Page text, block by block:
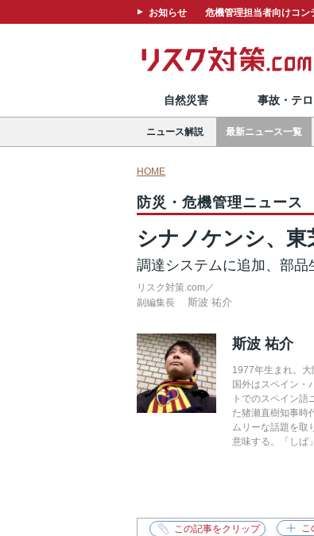
お知らせ 危機管理担当者向けコン
自然災害 事故・テロ
ニュース解説 最新ニュース一覧
HOME
防災・危機管理ニュース
シナノケンシ、東
調達システムに追加、部品
リスク対策.com／
副編集長
斯波 祐介
斯波 祐介
1977年生まれ。大
国外はスペイン・
トでのスペイン
た猪瀬直樹知事時
ムリーな話題を取
意味する。「しば